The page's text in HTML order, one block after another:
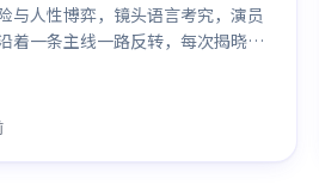
与人性博弈，镜头语言考究，演员
着一条主线一路反转，每次揭晓都
拉满。